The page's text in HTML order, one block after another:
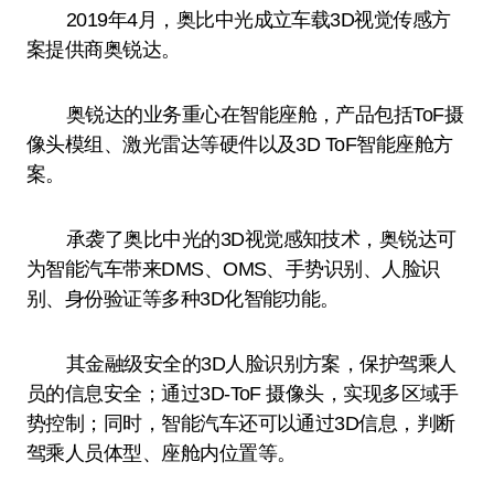
2019年4月，奥比中光成立车载3D视觉传感方
案提供商奥锐达。
奥锐达的业务重心在智能座舱，产品包括ToF摄
像头模组、激光雷达等硬件以及3D ToF智能座舱方
案。
承袭了奥比中光的3D视觉感知技术，奥锐达可
为智能汽车带来DMS、OMS、手势识别、人脸识
别、身份验证等多种3D化智能功能。
其金融级安全的3D人脸识别方案，保护驾乘人
员的信息安全；通过3D-ToF 摄像头，实现多区域手
势控制；同时，智能汽车还可以通过3D信息，判断
驾乘人员体型、座舱内位置等。